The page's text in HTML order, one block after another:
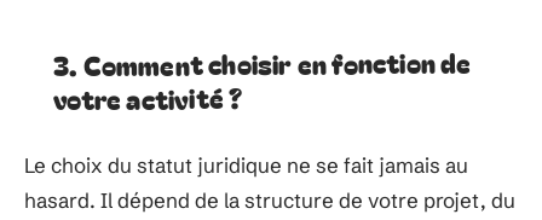
3. Comment choisir en fonction de
votre activité ?
Le choix du statut juridique ne se fait jamais au
hasard. Il dépend de la structure de votre projet, du